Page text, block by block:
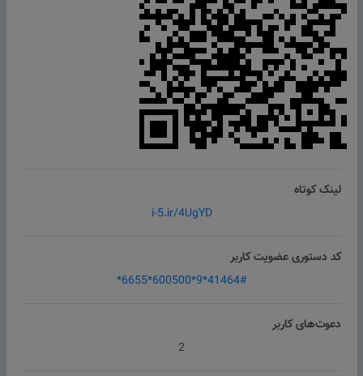
لینک کوتاه
i-5.ir/4UgYD
کد دستوری عضویت کاربر
*6655*600500*9*41464#
دعوت‌های کاربر
2